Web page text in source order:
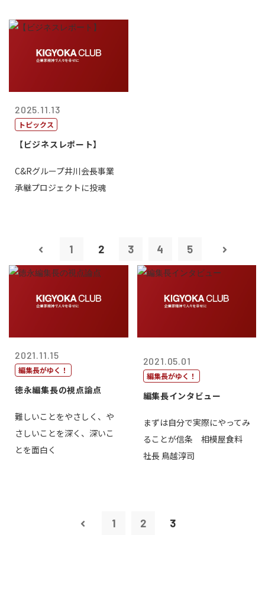
2025.11.13
トピックス
【ビジネスレポート】
C&Rグループ井川会長事業
承継プロジェクトに投魂
1 2 3 4 5
2021.11.15
編集長がゆく！
徳永編集長の視点論点
難しいことをやさしく、や
さしいことを深く、深いこ
とを面白く
2021.05.01
編集長がゆく！
編集長インタビュー
まずは自分で実際にやってみ
ることが信条 相模屋食料
社長 鳥越淳司
1 2 3